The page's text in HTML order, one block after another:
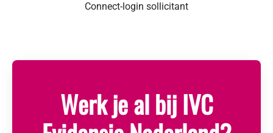
Connect-login sollicitant
Werk je al bij IVC